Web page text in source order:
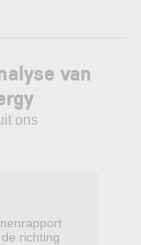
van
ons
richting